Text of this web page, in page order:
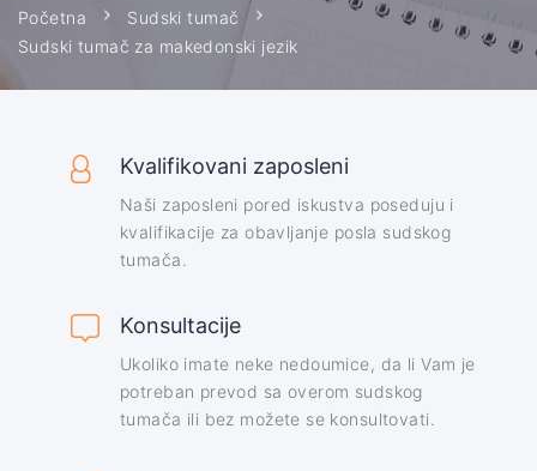
Početna
Sudski tumač
Sudski tumač za makedonski jezik
Kvalifikovani zaposleni
Naši zaposleni pored iskustva poseduju i
kvalifikacije za obavljanje posla sudskog
tumača.
Konsultacije
Ukoliko imate neke nedoumice, da li Vam je
potreban prevod sa overom sudskog
tumača ili bez možete se konsultovati.